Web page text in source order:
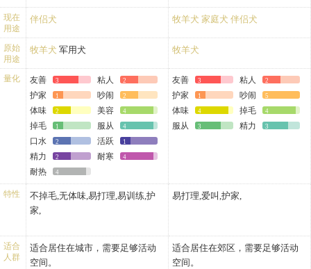
现在
用途
伴侣犬 牧羊犬 家庭犬 伴侣犬
原始
用途
牧羊犬 军用犬 牧羊犬
量化 友善 3 粘人 2
护家 1 吵闹 2
体味 2 美容 4
掉毛 1 服从 4
口水 2 活跃 1
精力 2 耐寒 4
耐热 4
友善 3 粘人 2
护家 1 吵闹 5
体味 4 掉毛 4
服从 3 精力 3
特性
不掉毛,无体味,易打理,易训练,护
家,
易打理,爱叫,护家,
适合
人群
适合居住在城市，需要足够活动
空间。
适合居住在郊区，需要足够活动
空间。